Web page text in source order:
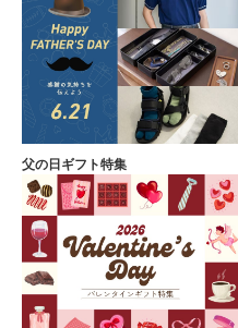
父の日ギフト特集